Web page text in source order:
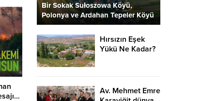
Bir Sokak Sułoszowa Köyü,
Polonya ve Ardahan Tepeler Köyü
2 Kare…
Hırsızın Eşek
Yükü Ne Kadar?
Av. Mehmet Emre